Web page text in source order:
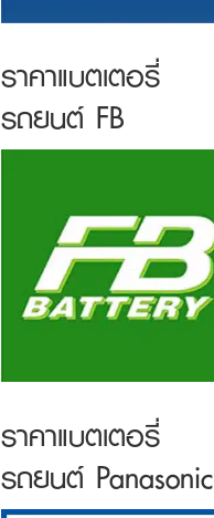
ราคาแบตเตอรี่
รถยนต์ FB
ราคาแบตเตอรี่
รถยนต์ Panasonic